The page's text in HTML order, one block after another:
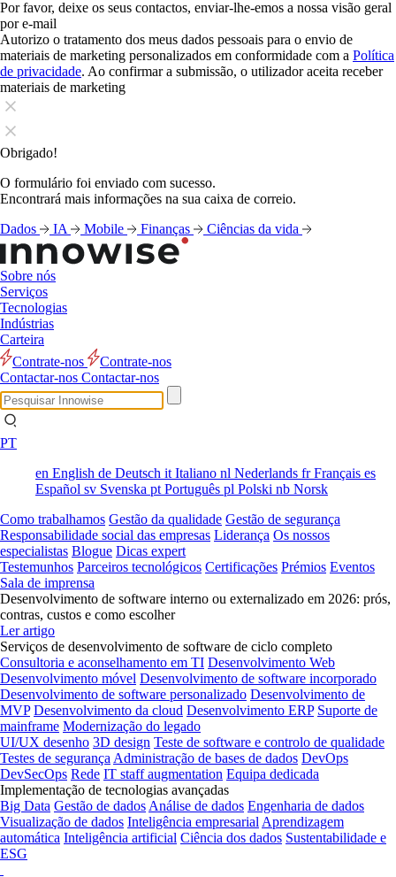
Por favor, deixe os seus contactos, enviar-lhe-emos a nossa visão geral
por e-mail
Autorizo o tratamento dos meus dados pessoais para o envio de
materiais de marketing personalizados em conformidade com a Política
de privacidade. Ao confirmar a submissão, o utilizador aceita receber
materiais de marketing
Obrigado!
O formulário foi enviado com sucesso.
Encontrará mais informações na sua caixa de correio.
Dados
IA Mobile Finanças Ciências da vida
Sobre nós
Serviços
Tecnologias
Indústrias
Carteira
Contrate-nos
Contrate-nos
Contactar-nos Contactar-nos
PT
en English de Deutsch it Italiano nl Nederlands frFrançais es
Español sv Svenska pt Português pl Polski nb Norsk
Como trabalhamos Gestão da qualidade Gestão de segurança
Responsabilidade social das empresas Liderança Os nossos
especialistas Blogue Dicas expert
Testemunhos Parceiros tecnológicos Certificações Prémios Eventos
Sala de imprensa
Desenvolvimento de software interno ou externalizado em 2026: prós,
contras, custos e como escolher
Ler artigo
Serviços de desenvolvimento de software de ciclo completo
Consultoria e aconselhamento em TI Desenvolvimento Web
Desenvolvimento móvel Desenvolvimento de software incorporado
Desenvolvimento de software personalizado Desenvolvimento de
MVP Desenvolvimento da cloud Desenvolvimento ERP Suporte de
mainframe Modernização do legado
UI/UX desenho 3D design Teste de software e controlo de qualidade
Testes de segurança Administração de bases de dados DevOps
DevSecOps Rede IT staff augmentation Equipa dedicada
Implementação de tecnologias avançadas
Big Data Gestão de dados Análise de dados Engenharia de dados
Visualização de dados Inteligência empresarial Aprendizagem
automática Inteligência artificial Ciência dos dados Sustentabilidade e
ESG